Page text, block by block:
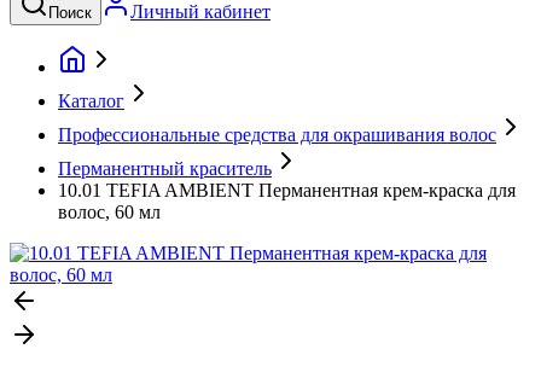
Поиск Личный кабинет
Каталог
Профессиональные средства для окрашивания волос
Перманентный краситель
10.01 TEFIA AMBIENT Перманентная крем-краска для
волос, 60 мл